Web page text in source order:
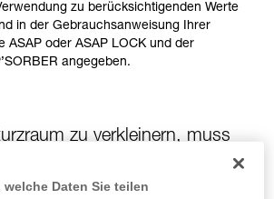
zu berücksichtigenden Werte
in der Gebrauchsanweisung Ihrer
ASAP oder ASAP LOCK und der
angegeben.
zu verkleinern, muss
Daten Sie teilen